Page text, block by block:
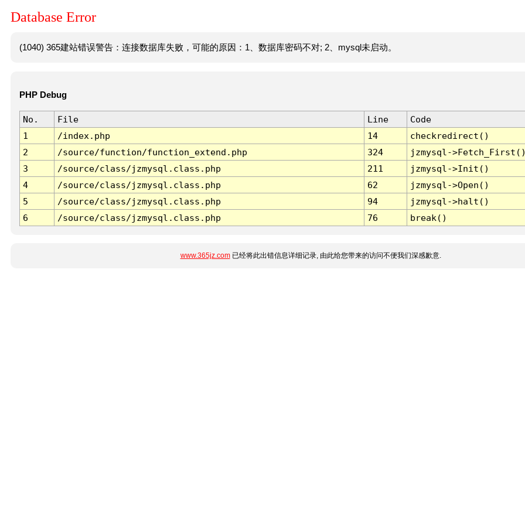
Database Error
(1040) 365建站错误警告：连接数据库失败，可能的原因：1、数据库密码不对; 2、mysql未启动。
PHP Debug
No. File Line
Code
1
/index.php 14
checkredirect()
2
/source/function/function_extend.php 324
jzmysql-
3
/source/class/jzmysql.class.php 211
jzmysql->Init()
4
/source/class/jzmysql.class.php 62
jzmysql->Open()
5
/source/class/jzmysql.class.php 94
jzmysql->halt()
6
/source/class/jzmysql.class.php 76 break()
www.365jz.com已经将此出错信息详细记录, 由此给您带来的访问不便我们深感歉意.